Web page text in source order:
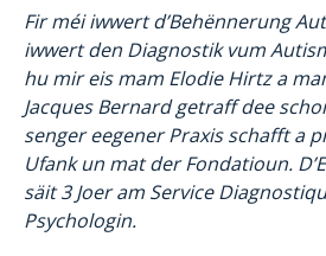
Fir méi iwwert d’Behënnerung
iwwert den Diagnostik vum
hu mir eis mam Elodie Hirtz a
Jacques Bernard getraff dee
senger eegener Praxis schafft a
Ufank un mat der Fondatioun.
säit 3 Joer am Service
Psychologin.